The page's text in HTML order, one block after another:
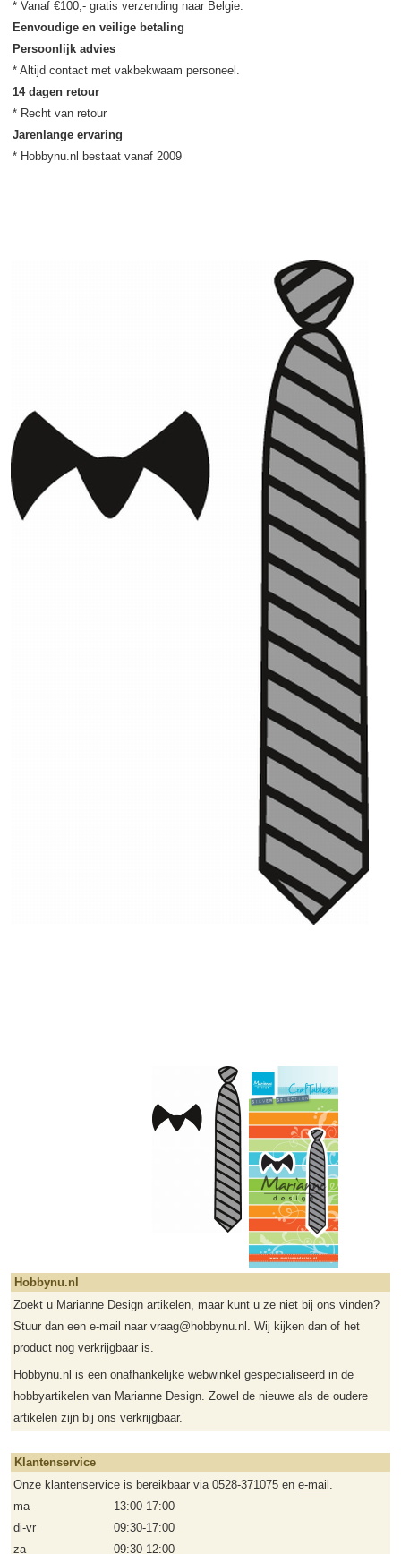
Eenvoudige en veilige betaling
Persoonlijk advies
14 dagen retour
Jarenlange ervaring
* Hobbynu.nl bestaat vanaf 2009
Hobbynu.nl
Zoekt u Marianne Design artikelen, maar kunt u ze niet bij ons vinden?
Stuur dan een e-mail naar vraag@hobbynu.nl. Wij kijken dan of het
product nog verkrijgbaar is.
Hobbynu.nl is een onafhankelijke webwinkel gespecialiseerd in de
hobbyartikelen van Marianne Design. Zowel de nieuwe als de oudere
artikelen zijn bij ons verkrijgbaar.
Klantenservice
Onze klantenservice is bereikbaar via 0528-371075 en e-mail .
ma
13:00-17:00
di-vr
09:30-17:00
za
09:30-12:00